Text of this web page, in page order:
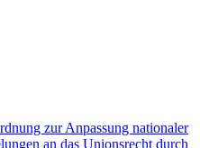
zur Anpassung nationaler
an das Unionsrecht durch